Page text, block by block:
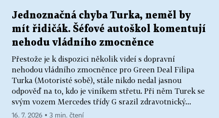
Jednoznačná chyba Turka, neměl by
mít řidičák. Šéfové autoškol komentují
nehodu vládního zmocněnce
Přestože je k dispozici několik videí s dopravní
nehodou vládního zmocněnce pro Green Deal Filipa
Turka (Motoristé sobě), stále nikdo nedal jasnou
odpověď na to, kdo je viníkem střetu. Při něm Turek se
svým vozem Mercedes třídy G srazil zdravotnický...
16. 7. 2026 ▪ 3 min. čtení